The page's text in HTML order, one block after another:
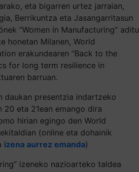
eta bigarren urtez jarraian,
Berrikuntza eta Jasangarritasun
“Women in Manufacturing” aditu
honetan Milanen, World
erakundearen “Back to the
for long term resilience in
barruan.
daukan presentzia indartzeko
20 eta 21ean emango dira
hirian egingo den World
(online eta dohainik
izena aurrez emanda)
izeneko nazioarteko taldea